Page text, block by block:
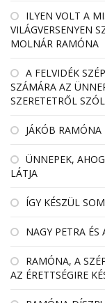
ILYEN VOLT A
VILÁGVERSENYEN
MOLNÁR RAMÓNA
A FELVIDÉK
SZÁMÁRA AZ
SZERETETRŐL SZÓL
JÁKÓB RAMÓNA
ÜNNEPEK,
LÁTJA
ÍGY KÉSZÜL
NAGY PETRA ÉS
RAMÓNA, A
AZ ÉRETTSÉGIRE